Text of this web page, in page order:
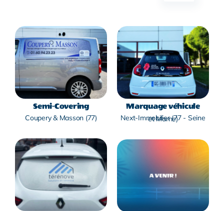
Semi-Covering
Coupery & Masson (77)
Marquage véhicule
Next-Immobilier (77 - Seine et Marne)